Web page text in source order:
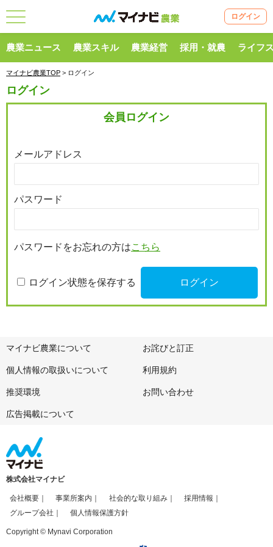
ログイン
農業ニュース 農業スキル 農業経営 採用・就農 ライフ
マイナビ農業TOP > ログイン
ログイン
会員ログイン
メールアドレス
パスワード
パスワードをお忘れの方はこちら
ログイン状態を保存する
マイナビ農業について お詫びと訂正
個人情報の取扱いについて 利用規約
推奨環境 お問い合わせ
広告掲載について
株式会社マイナビ
会社概要 事業所案内 社会的な取り組み
採用情報
グループ会社
個人情報保護方針
Copyright © Mynavi Corporation